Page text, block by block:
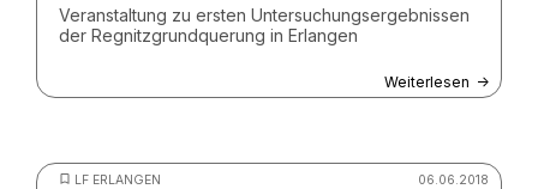
Veranstaltung zu ersten Untersuchungsergebnissen
der Regnitzgrundquerung in Erlangen
Weiterlesen
LF ERLANGEN 06.06.2018